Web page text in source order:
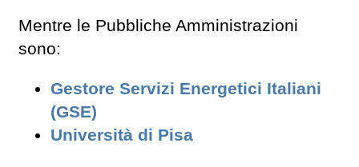
Mentre le Pubbliche Amministrazioni
sono:
Gestore Servizi Energetici Italiani
(GSE)
Università di Pisa